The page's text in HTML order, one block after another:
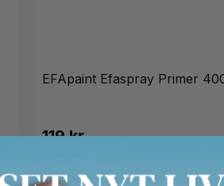
EFApaint Efaspray Primer
119 kr.